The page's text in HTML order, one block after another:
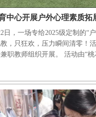
中心开展户外心理素质拓
日，一场专给2025级定制的“
，只狂欢，压力瞬间清零！
职教师组织开展。 活动由“
与包容的真谛；“穿针引线”
调一致拼耐力，汗水挥洒间负